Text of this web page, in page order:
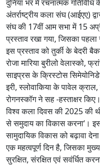
दुनिया भर में रचनात्मक
अंतर्राष्ट्रीय कला संघ (आईएए)
संघ की 17वीं आम सभा में 15
प्रस्ताव रखा गया, जिसका
इस प्रस्ताव को तुर्की के बेदरी
रोजा मारिया बुरीलो वेलास्को,
साइप्रस के क्रिस्टोस
इरी, स्लोवाकिया के पावेल
रोगनस्कॉग ने सह -हस्ताक्षर किए।
विश्व कला दिवस की 2025 की
से समुदाय का विकास करना‘।
सामुदायिक विकास को बढ़ावा
एक महत्वपूर्ण दिन है, जिसका
सुरक्षित, संरक्षित एवं सवंर्धित